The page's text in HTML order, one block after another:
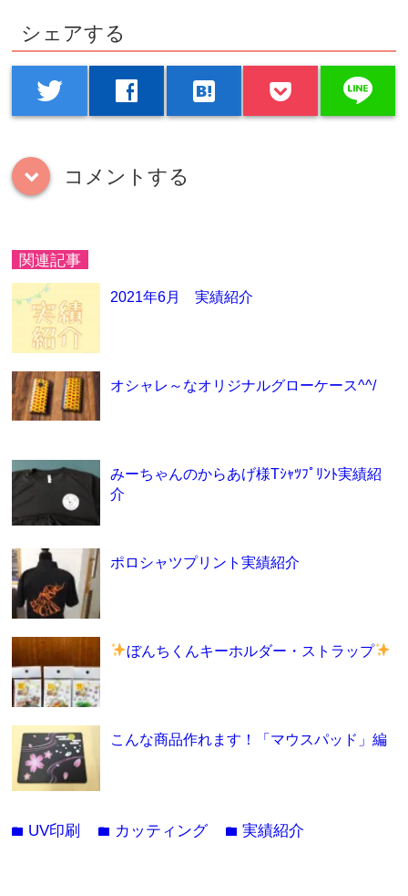
シェアする
twitter facebook hatenabookmark line
down コメントする
関連記事
2021年6月 実績紹介
オシャレ～なオリジナルグローケース^^/
みーちゃんのからあげ様Tｼｬﾂﾌﾟﾘﾝﾄ実績紹
介
ポロシャツプリント実績紹介
ぼんちくんキーホルダー・ストラップ
こんな商品作れます！「マウスパッド」編
folder UV印刷 folder カッティング folder実績紹介